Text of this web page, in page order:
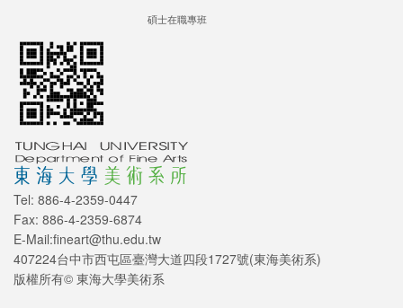
碩士在職專班
Tel: 886-4-2359-0447
Fax: 886-4-2359-6874
E-Mail:fineart@thu.edu.tw
407224台中市西屯區臺灣大道四段1727號(東海美術系)
版權所有© 東海大學美術系